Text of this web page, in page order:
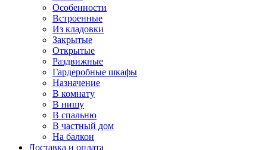
Особенности
Встроенные
Из кладовки
Закрытые
Открытые
Раздвижные
Гардеробные шкафы
Назначение
В комнату
В нишу
В спальню
В частный дом
На балкон
Доставка и оплата